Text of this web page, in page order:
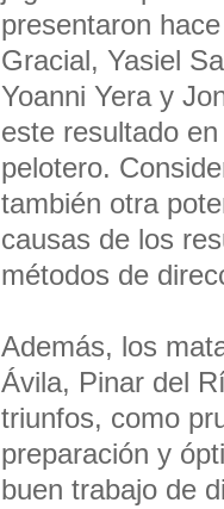
presentaron
Gracial, Yasiel
Yoanni Yera y
este resultado
pelotero.
también otra
causas de los
métodos de
Además, los
Ávila, Pinar del
triunfos, como
preparación y
buen trabajo de